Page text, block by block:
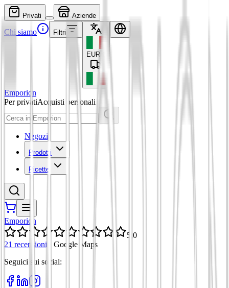
Privati Aziende
Chi siamo Filtri
EUR
Emporion
Per privatiAcquisti personali
Negozi
Prodotti
Ricette
Emporion
5,0
21 recensioni
Google Maps
Seguici sui social: